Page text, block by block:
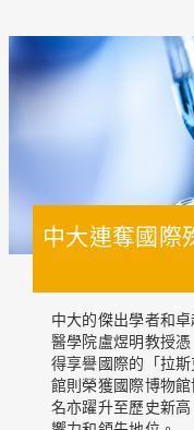
中大連奪國際
中大的傑出學者和
醫學院盧煜明教授
得享譽國際的「拉
館則榮獲國際博物
名亦躍升至歷史新